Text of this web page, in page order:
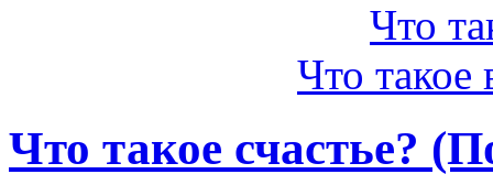
Что
Что такое
Что такое счастье?